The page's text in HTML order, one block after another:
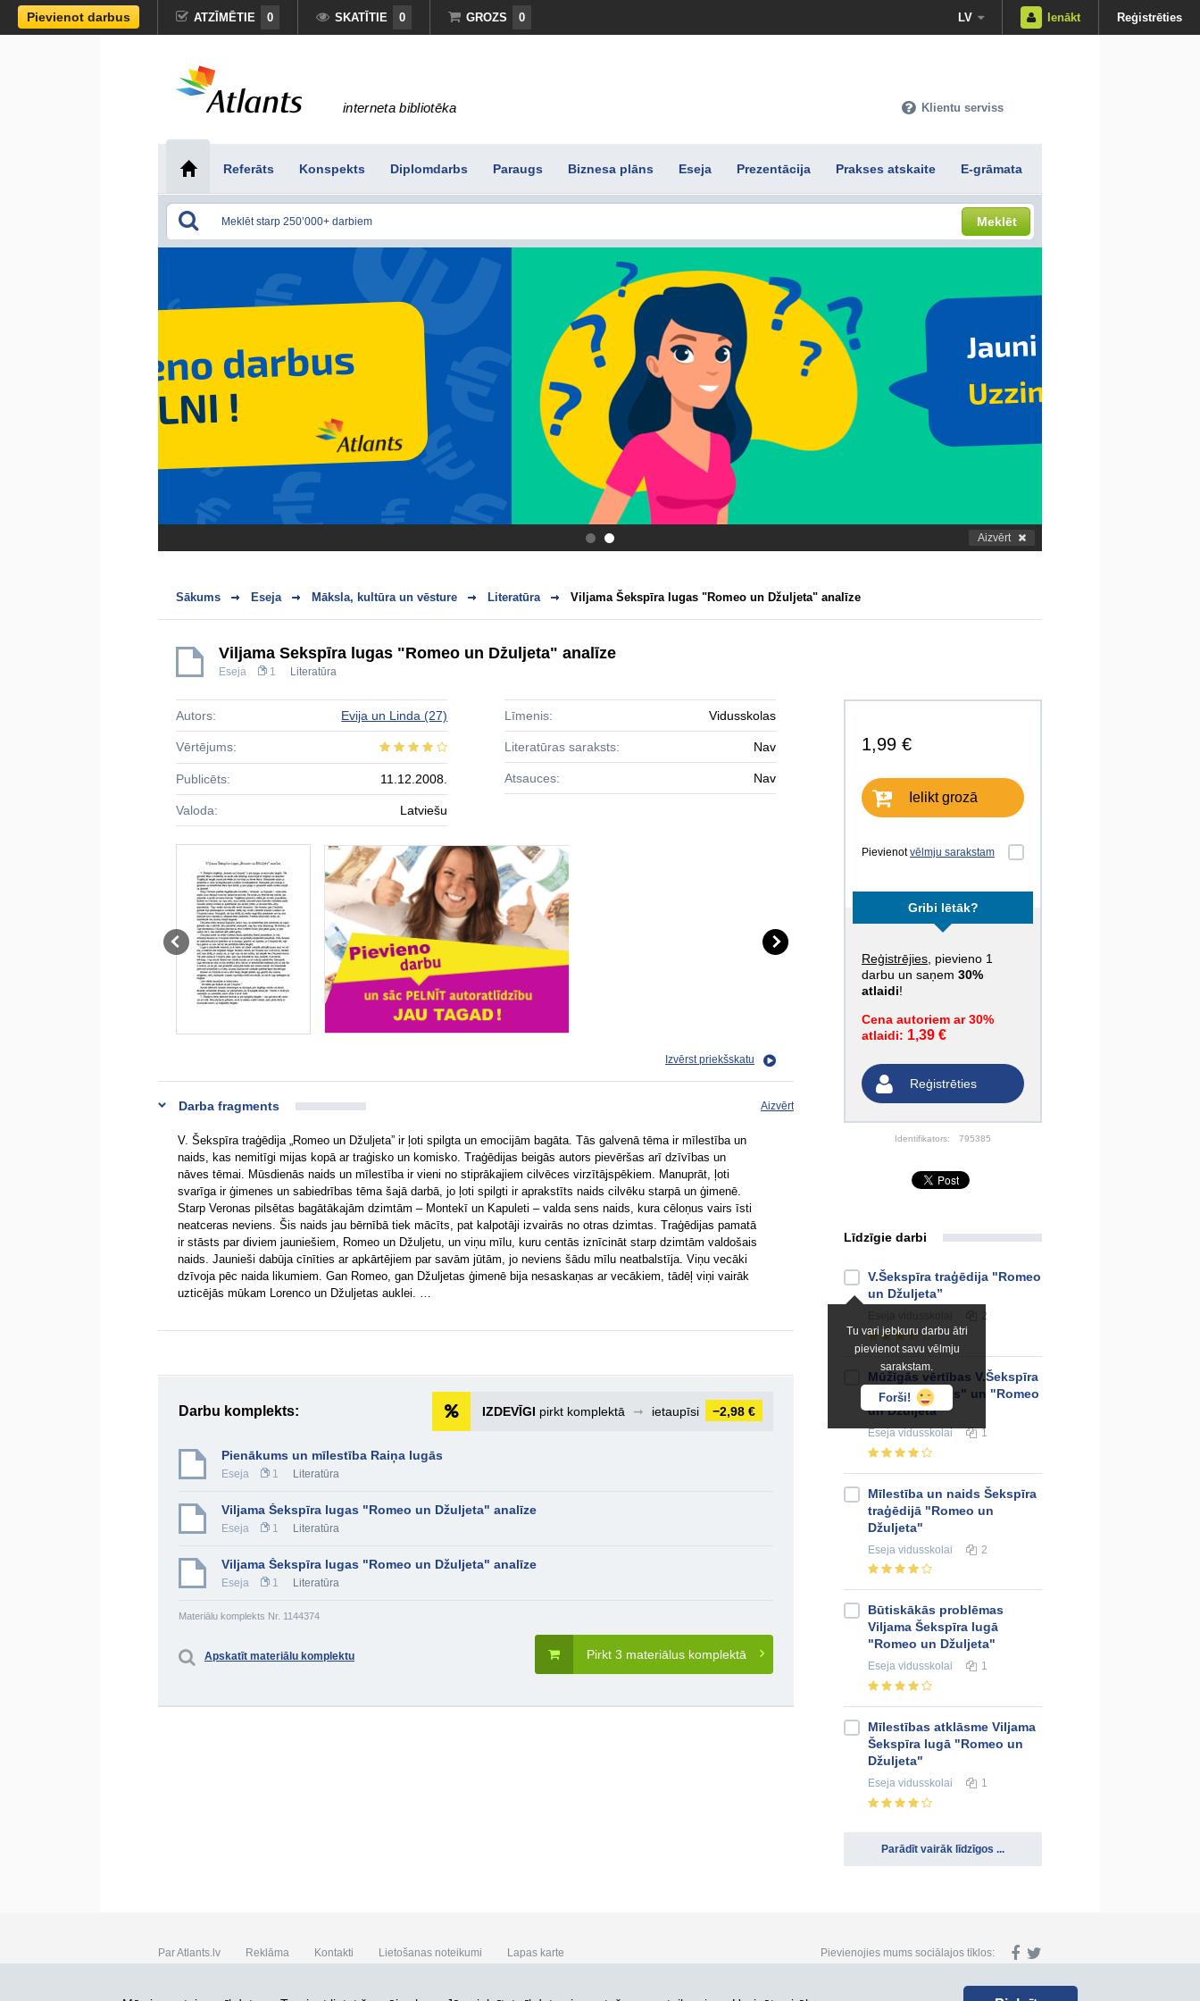
Pievienot darbus ATZĪMĒTIE 0 SKATĪTIE 0 GROZS 0 LV Ienākt Reģistrēties
interneta bibliotēka Klientu serviss
Referāts Konspekts Diplomdarbs Paraugs Biznesa plāns Eseja Prezentācija Prakses atskaite E-grāmata
Meklēt
. Aizvērt
Sākums Eseja Māksla, kultūra un vēsture Literatūra Viljama Šekspīra lugas "Romeo un Džuljeta" analīze
Viljama Šekspīra lugas "Romeo un Džuljeta" analīze
Eseja 1 Literatūra
1,99 €
Ielikt grozā
Pievienotvēlmju sarakstam
Gribi lētāk?
Reģistrējies , pievieno 1
darbu un saņem 30%
atlaidi!
Cena autoriem ar 30%
atlaidi: 1,39 €
Reģistrēties
Identifikators: 795385
Autors: Evija un Linda (27)
Vērtējums:
Publicēts: 11.12.2008.
Valoda: Latviešu
Līmenis: Vidusskolas
Literatūras saraksts: Nav
Atsauces: Nav
Izvērst priekšskatu
Darba fragments Aizvērt
V. Šekspīra traģēdija „Romeo un Džuljeta” ir ļoti spilgta un emocijām bagāta. Tās galvenā tēma ir mīlestība un
naids, kas nemitīgi mijas kopā ar traģisko un komisko. Traģēdijas beigās autors pievēršas arī dzīvības un
nāves tēmai. Mūsdienās naids un mīlestība ir vieni no stiprākajiem cilvēces virzītājspēkiem. Manuprāt, ļoti
svarīga ir ģimenes un sabiedrības tēma šajā darbā, jo ļoti spilgti ir aprakstīts naids cilvēku starpā un ģimenē.
Starp Veronas pilsētas bagātākajām dzimtām – Montekī un Kapuleti – valda sens naids, kura cēloņus vairs īsti
neatceras neviens. Šis naids jau bērnībā tiek mācīts, pat kalpotāji izvairās no otras dzimtas. Traģēdijas pamatā
ir stāsts par diviem jauniešiem, Romeo un Džuljetu, un viņu mīlu, kuru centās iznīcināt starp dzimtām valdošais
naids. Jaunieši dabūja cīnīties ar apkārtējiem par savām jūtām, jo neviens šādu mīlu neatbalstīja. Viņu vecāki
dzīvoja pēc naida likumiem. Gan Romeo, gan Džuljetas ģimenē bija nesaskaņas ar vecākiem, tādēļ viņi vairāk
uzticējās mūkam Lorenco un Džuljetas auklei. …
Darbu komplekts: IZDEVĪGI pirkt komplektā ➞ ietaupīsi −2,98 €
Pienākums un mīlestība Raiņa lugās
Eseja 1 Literatūra
Viljama Šekspīra lugas "Romeo un Džuljeta" analīze
Eseja 1 Literatūra
Viljama Šekspīra lugas "Romeo un Džuljeta" analīze
Eseja 1 Literatūra
Materiālu komplekts Nr. 1144374
Pirkt 3 materiālus komplektā
Apskatīt materiālu komplektu
Līdzīgie darbi
Tu vari jebkuru darbu ātri
pievienot savu vēlmju
sarakstam.
Forši!
V.Šekspīra traģēdija "Romeo
un Džuljeta”
2
Mūžīgās vērtības V.Šekspīra
lugās "Hamlets" un "Romeo
un Džuljeta"
Esejavidusskolai 1
Mīlestība un naids Šekspīra
traģēdijā "Romeo un
Džuljeta"
Eseja vidusskolai 2
Būtiskākās problēmas
Viljama Šekspīra lugā
"Romeo un Džuljeta"
Eseja vidusskolai 1
Mīlestības atklāsme Viljama
Šekspīra lugā "Romeo un
Džuljeta"
Eseja vidusskolai 1
Parādīt vairāk līdzīgos ...
Par Atlants.lv Reklāma Kontakti Lietošanas noteikumi Lapas karte Pievienojies mums sociālajos tīklos:
SIA „CDI” © 2002 - 2026